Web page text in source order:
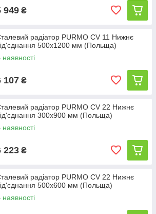
949 ₴
радіатор PURMO CV 11 Нижнє
500x1200 мм (Польща)
наявності
107 ₴
радіатор PURMO CV 22 Нижнє
300x900 мм (Польща)
наявності
223 ₴
радіатор PURMO CV 22 Нижнє
500x600 мм (Польща)
наявності